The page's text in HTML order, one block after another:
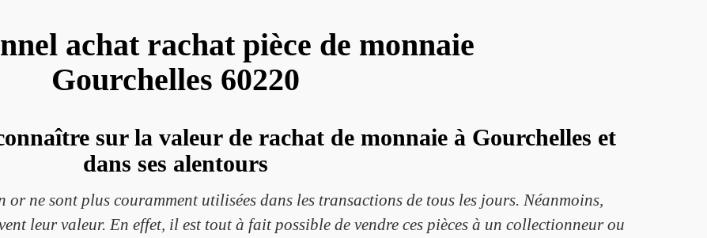
achat rachat pièce de monnaie
Gourchelles 60220
sur la valeur de rachat de monnaie à Gourchelles et
dans ses alentours
or ne sont plus couramment utilisées dans les transactions de tous les jours. Néanmoins,
leur valeur. En effet, il est tout à fait possible de vendre ces pièces à un collectionneur ou